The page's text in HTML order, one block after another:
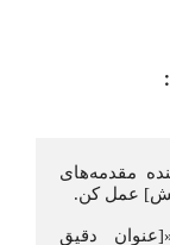
عمل کن.